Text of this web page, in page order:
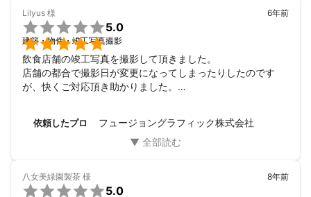
Lilyus 様


5.0
建築・物件・竣工写真撮影
6年前
飲食店舗の竣工写真を撮影して頂きました。
店舗の都合で撮影日が変更になってしまったりしたのです
が、快くご対応頂き助かりました。
ころをとても上手に引き出して下さいました。
本当に、頼んでよかったと思います！
依頼したプロ フュージョングラフィック株式会社
八女美緑園製茶 様
5.0
8年前